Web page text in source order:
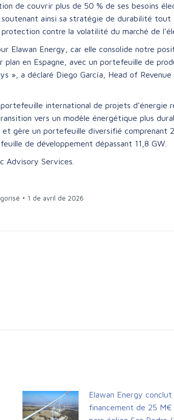
de couvrir plus de 50 % de ses besoins
soutenant ainsi sa stratégie de durabilité tout
contre la volatilité du marché de
Elawan Energy, car elle consolide notre
en Espagne, avec un portefeuille de
», a déclaré Diego García, Head of Revenue
international de projets d’énergie
vers un modèle énergétique plus
gère un portefeuille diversifié comprenant
de développement dépassant 11,8 GW.
Advisory Services.
1 de avril de 2026
Elawan Energy conclut
financement de 25 M€